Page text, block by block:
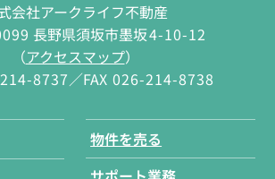
会社アークライフ不動産
長野県須坂市墨坂4-10-12
（アクセスマップ）
8737／FAX 026-214-8738
物件を売る